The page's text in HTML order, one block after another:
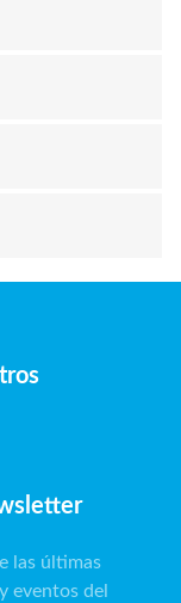
las últimas
eventos del